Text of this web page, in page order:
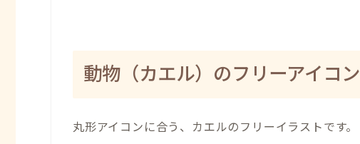
動物（カエル）のフリーアイコン
丸形アイコンに合う、カエルのフリーイラストです。